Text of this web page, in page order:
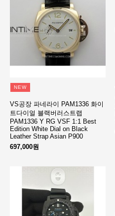
NEW
VS공장 파네라이 PAM1336 화이
트다이얼 블랙버러스트랩
PAM1336 Y RG VSF 1:1 Best
Edition White Dial on Black
Leather Strap Asian P900
697,000원